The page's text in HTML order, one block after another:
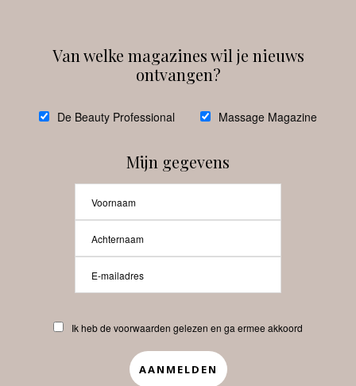
debeautyprofessional
Beauty-Pro.nl
Abonneren Contact
APP
Van welke magazines wil je nieuws
ontvangen?
De Beauty Professional Massage Magazine
Mijn gegevens
Ik heb de voorwaarden gelezen en ga ermee akkoord